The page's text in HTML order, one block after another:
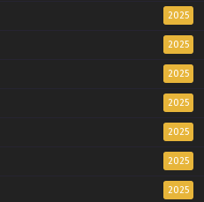
2025
2025
2025
2025
2025
2025
2025